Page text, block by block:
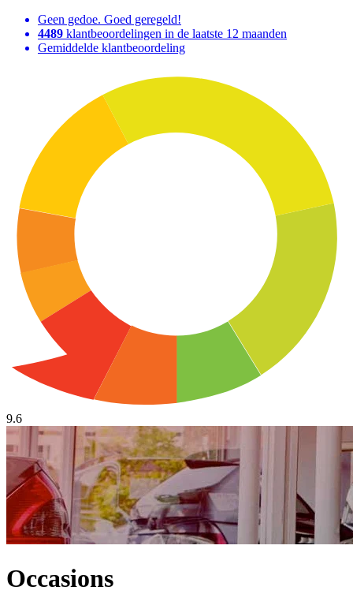
Geen gedoe. Goed geregeld!
4489 klantbeoordelingen in de laatste 12 maanden
Gemiddelde klantbeoordeling
9.6
Occasions